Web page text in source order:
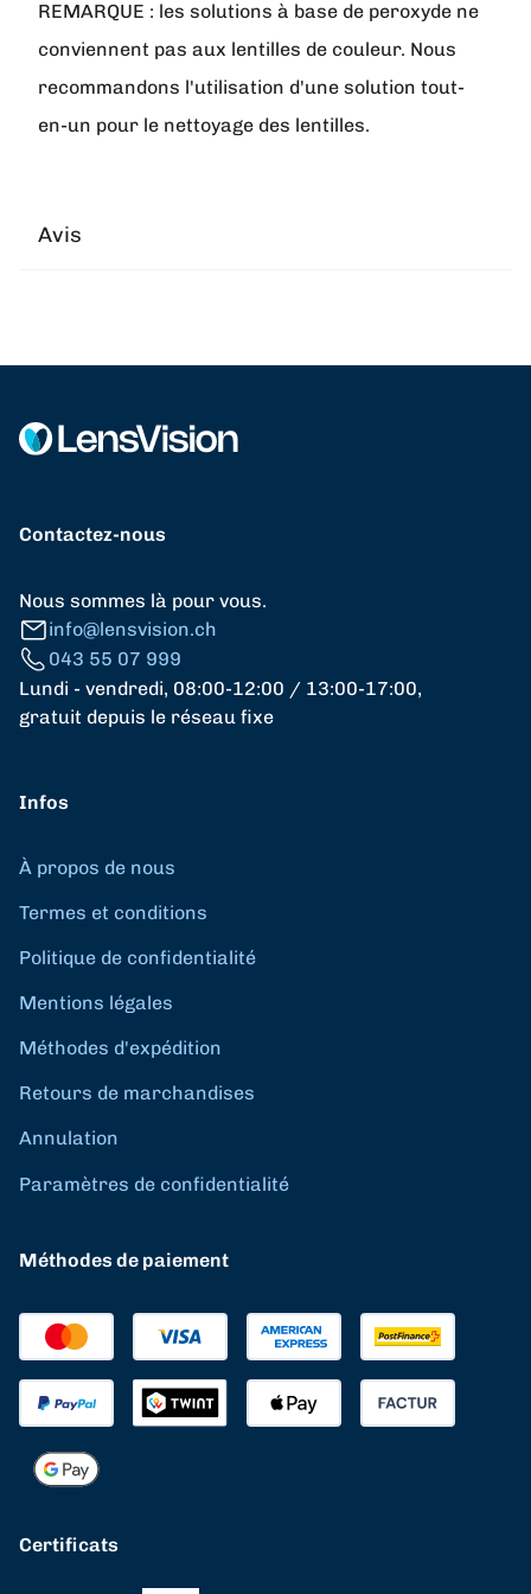
REMARQUE : les solutions à base de peroxyde ne
conviennent pas aux lentilles de couleur. Nous
recommandons l'utilisation d'une solution tout-
en-un pour le nettoyage des lentilles.
Avis
Contactez-nous
Nous sommes là pour vous.
info@lensvision.ch
043 55 07 999
Lundi - vendredi, 08:00-12:00 / 13:00-17:00,
gratuit depuis le réseau fixe
Infos
À propos de nous
Termes et conditions
Politique de confidentialité
Mentions légales
Méthodes d'expédition
Retours de marchandises
Annulation
Paramètres de confidentialité
Méthodes de paiement
Certificats